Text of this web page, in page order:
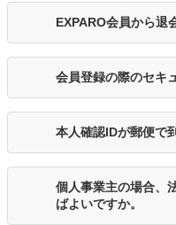
EXPARO会員から退
会員登録の際のセキ
本人確認IDが郵便で
個人事業主の場合、
ばよいですか。